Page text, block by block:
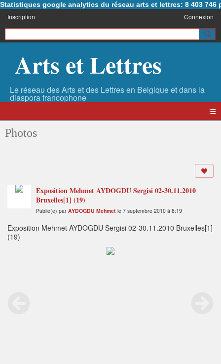
Statistiques google analytics du réseau arts et lettres: 8 403 746
Inscription Connexion
Arts et Lettres
Photos
Exposition Mehmet AYDOGDU Sergisi 02-30.11.2010
Bruxelles[1] (19)
Publié(e) par AYDOGDU Mehmet le 7 septembre 2010 à 8:19
Exposition Mehmet AYDOGDU Sergisi 02-30.11.2010 Bruxelles[1]
(19)